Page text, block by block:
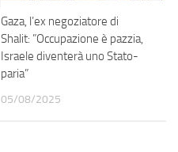
Gaza, l’ex negoziatore di
Shalit: ”Occupazione è pazzia,
Israele diventerà uno Stato-
paria”
05/08/2025